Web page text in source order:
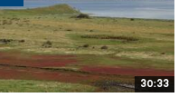
30:33